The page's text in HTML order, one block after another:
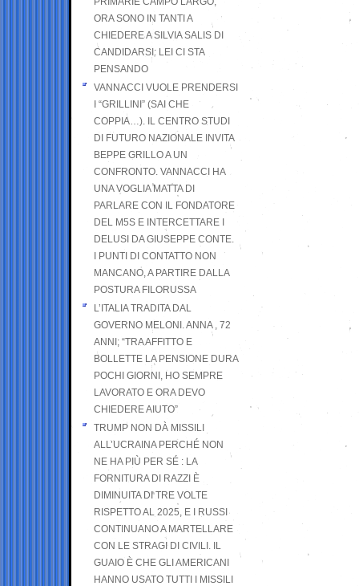
ORA SONO IN TANTI A
CHIEDERE A SILVIA SALIS DI
CANDIDARSI: LEI CI STA
PENSANDO
VANNACCI VUOLE PRENDERSI
I “GRILLINI” (SAI CHE
COPPIA…). IL CENTRO STUDI
DI FUTURO NAZIONALE INVITA
BEPPE GRILLO A UN
CONFRONTO. VANNACCI HA
UNA VOGLIA MATTA DI
PARLARE CON IL FONDATORE
DEL M5S E INTERCETTARE I
DELUSI DA GIUSEPPE CONTE.
I PUNTI DI CONTATTO NON
MANCANO, A PARTIRE DALLA
POSTURA FILORUSSA
L’ITALIA TRADITA DAL
GOVERNO MELONI. ANNA , 72
ANNI; “TRA AFFITTO E
BOLLETTE LA PENSIONE DURA
POCHI GIORNI, HO SEMPRE
LAVORATO E ORA DEVO
CHIEDERE AIUTO”
TRUMP NON DÀ MISSILI
ALL’UCRAINA PERCHÉ NON
NE HA PIÙ PER SÉ : LA
FORNITURA DI RAZZI È
DIMINUITA DI TRE VOLTE
RISPETTO AL 2025, E I RUSSI
CONTINUANO A MARTELLARE
CON LE STRAGI DI CIVILI. IL
GUAIO È CHE GLI AMERICANI
HANNO USATO TUTTI I MISSILI